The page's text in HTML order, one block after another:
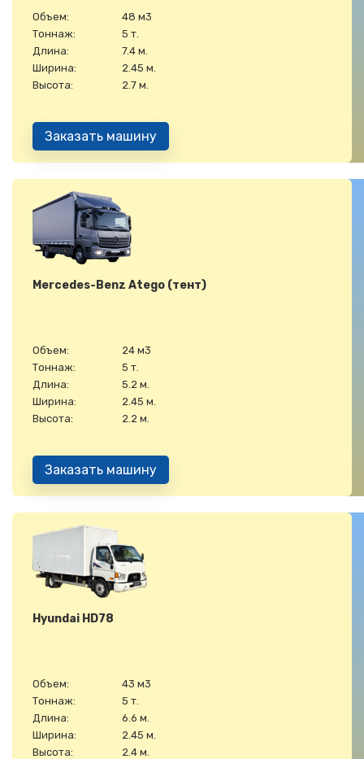
Объем:
48 м3
Тоннаж:
5 т.
Длина:
7.4 м.
Ширина:
2.45 м.
Высота:
2.7 м.
Заказать машину
Mercedes-Benz Atego (тент)
Объем:
24 м3
Тоннаж:
5 т.
Длина:
5.2 м.
Ширина:
2.45 м.
Высота:
2.2 м.
Заказать машину
Hyundai HD78
Объем:
43 м3
Тоннаж:
5 т.
Длина:
6.6 м.
Ширина:
2.45 м.
Высота:
2.4 м.